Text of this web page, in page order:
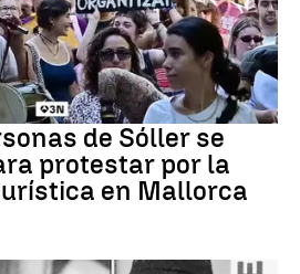
de Sóller se
protestar por la
en Mallorca